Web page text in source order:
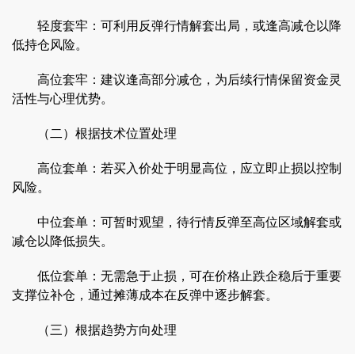
轻度套牢：可利用反弹行情解套出局，或逢高减仓以降
低持仓风险。
高位套牢：建议逢高部分减仓，为后续行情保留资金灵
活性与心理优势。
（二）根据技术位置处理
高位套单：若买入价处于明显高位，应立即止损以控制
风险。
中位套单：可暂时观望，待行情反弹至高位区域解套或
减仓以降低损失。
低位套单：无需急于止损，可在价格止跌企稳后于重要
支撑位补仓，通过摊薄成本在反弹中逐步解套。
（三）根据趋势方向处理